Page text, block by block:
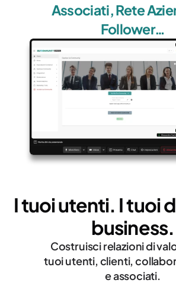
Associati, Rete
Follower…
I tuoi utenti. I tuoi
business.
Costruisci relazioni di
tuoi utenti, clienti,
e associati.